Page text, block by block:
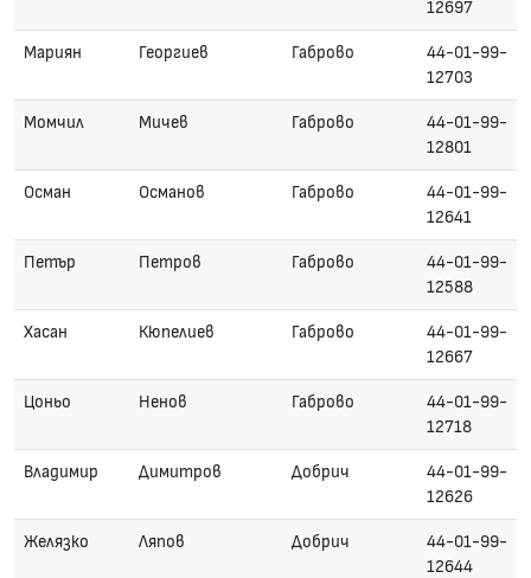
12697
Мариян Георгиев Габрово
44-01-99-
12703
Момчил Мичев Габрово
44-01-99-
12801
Осман Османов Габрово
44-01-99-
12641
Петър Петров Габрово
44-01-99-
12588
Хасан Кюпелиев Габрово
44-01-99-
12667
Цоньо Ненов Габрово
44-01-99-
12718
Владимир Димитров Добрич
44-01-99-
12626
Желязко Ляпов Добрич
44-01-99-
12644